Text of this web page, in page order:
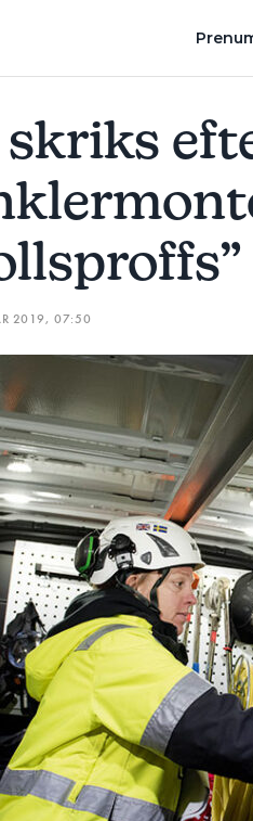
skriks
2019, 07:50
ÄN FOTBOLLSPROFFS”